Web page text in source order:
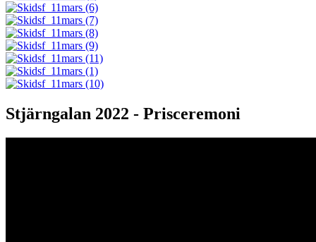
Stjärngalan 2022 - Prisceremoni